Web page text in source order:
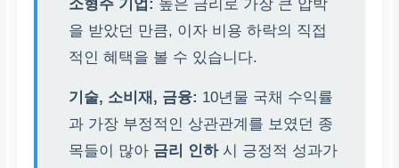
소형주 기업: 높은 금리로 가장 큰 압박
을 받았던 만큼, 이자 비용 하락의 직접
적인 혜택을 볼 수 있습니다.
기술, 소비재, 금융: 10년물 국채 수익률
과 가장 부정적인 상관관계를 보였던 종
목들이 많아 금리 인하시 긍정적 성과가